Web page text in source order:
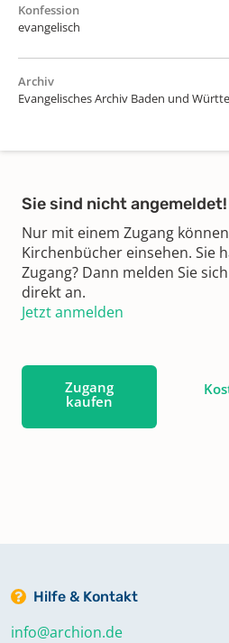
Konfession
evangelisch
Archiv
Evangelisches Archiv Baden und
Sie sind nicht angemeldet!
Nur mit einem Zugang
Kirchenbücher einsehen. Sie
Zugang? Dann melden Sie
direkt an.
Jetzt anmelden
Zugang
kaufen
Hilfe & Kontakt
info@archion.de